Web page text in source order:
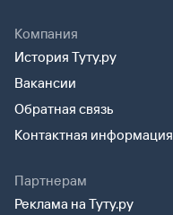
Компания
История Туту.ру
Вакансии
Обратная связь
Контактная информация
Партнерам
Реклама на Туту.ру